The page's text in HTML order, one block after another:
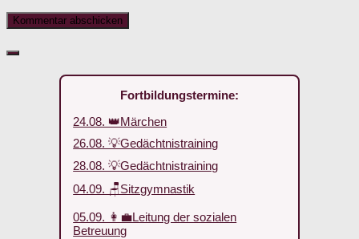
Fortbildungstermine:
24.08. 👑Märchen
26.08. 💡Gedächtnistraining
28.08. 💡Gedächtnistraining
04.09. 🪑Sitzgymnastik
05.09. 👩‍💼Leitung der sozialen
Betreuung